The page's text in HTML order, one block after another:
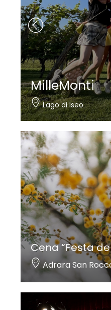
MilleMonti
Lago di Iseo
Cena “Festa
Adrara San